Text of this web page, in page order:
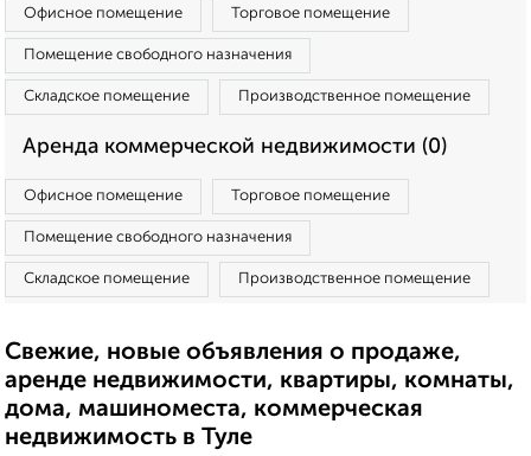
Офисное помещение Торговое помещение
Помещение свободного назначения
Складское помещение Производственное помещение
Аренда коммерческой недвижимости (0)
Офисное помещение Торговое помещение
Помещение свободного назначения
Складское помещение Производственное помещение
Свежие, новые объявления о продаже,
аренде недвижимости, квартиры, комнаты,
дома, машиноместа, коммерческая
недвижимость в Туле